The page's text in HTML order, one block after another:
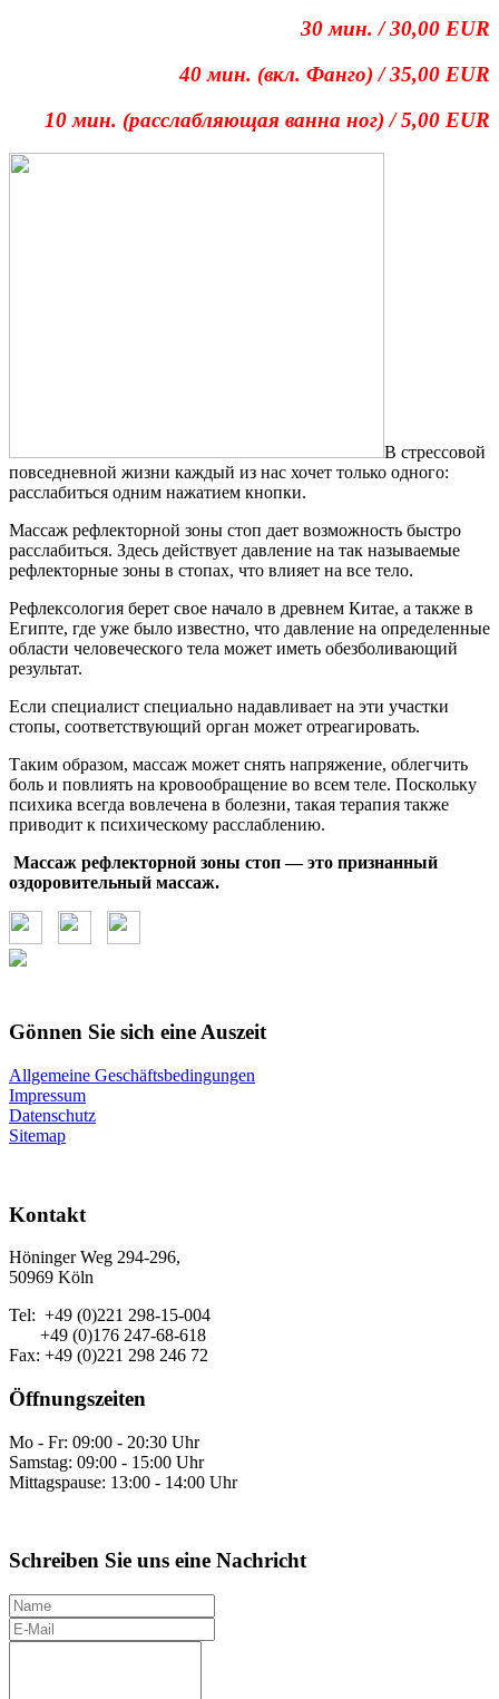
30 мин. / 30,00 EUR
40 мин. (вкл. Фанго) / 35,00 EUR
10 мин. (расслабляющая ванна ног)/5,00 EUR
В стрессовой
повседневной жизни каждый из нас хочет только одного:
расслабиться одним нажатием кнопки.
Массаж рефлекторной зоны стоп дает возможность быстро
расслабиться. Здесь действует давление на так называемые
рефлекторные зоны в стопах, что влияет на все тело.
Рефлексология берет свое начало в древнем Китае, а также в
Египте, где уже было известно, что давление на определенные
области человеческого тела может иметь обезболивающий
результат.
Если специалист специально надавливает на эти участки
стопы, соответствующий орган может отреагировать.
Таким образом, массаж может снять напряжение, облегчить
боль и повлиять на кровообращение во всем теле. Поскольку
психика всегда вовлечена в болезни, такая терапия также
приводит к психическому расслаблению.
Массаж рефлекторной зоны стоп — это признанный
оздоровительный массаж.
Gönnen Sie sich eine Auszeit
Allgemeine Geschäftsbedingungen
Impressum
Datenschutz
Sitemap
Kontakt
Höninger Weg 294-296,
50969 Köln
Tel: +49 (0)221 298-15-004
+49 (0)176 247-68-618
Fax: +49 (0)221 298 246 72
Öffnungszeiten
Mo - Fr: 09:00 - 20:30 Uhr
Samstag: 09:00 - 15:00 Uhr
Mittagspause: 13:00 - 14:00 Uhr
Schreiben Sie uns eine Nachricht
N
a
m
E
-